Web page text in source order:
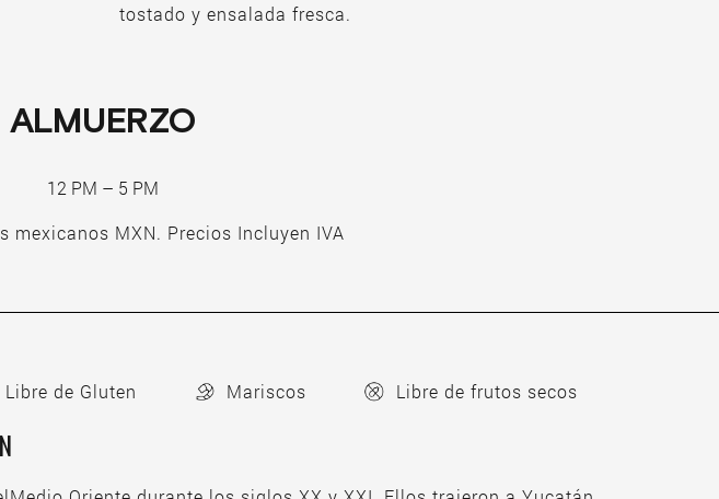
tostado y ensalada fresca.
ALMUERZO
12 PM – 5 PM
mexicanos MXN. Precios Incluyen IVA
Libre de Gluten Mariscos Libre de frutos secos